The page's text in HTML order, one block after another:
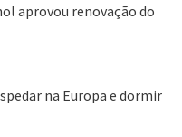
aprovou renovação do
na Europa e dormir